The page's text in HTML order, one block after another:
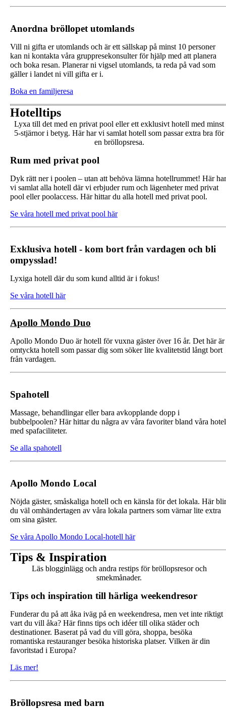
Anordna bröllopet utomlands
Vill ni gifta er utomlands och är ett sällskap på minst 10 personer
kan ni kontakta våra gruppresekonsulter för hjälp med att planera
och boka resan. Planerar ni vigsel utomlands, ta reda på vad som
gäller i landet ni vill gifta er i.
Boka en familjeresa
Hotelltips
Lyxa till det med en privat pool eller ett exklusivt hotell med minst
5-stjärnor i betyg. Här har vi samlat hotell som passar extra bra för
en bröllopsresa.
Rum med privat pool
Dyk rätt ner i poolen – utan att behöva lämna hotellrummet! Här har
vi samlat alla hotell där vi erbjuder rum och lägenheter med privat
pool eller poolaccess. Här hittar du alla hotell med privat pool.
Se våra hotell med privat pool här
Exklusiva hotell - kom bort från vardagen och bli
ompysslad!
Lyxiga hotell där du som kund alltid är i fokus!
Se våra hotell här
Apollo Mondo Duo
Apollo Mondo Duo är hotell för vuxna gäster över 16 år. Det här är
omtyckta hotell som passar dig som söker lite kvalitetstid långt bort
från vardagen.
Spahotell
Massage, behandlingar eller bara avkopplande dopp i
bubbelpoolen? Här hittar du några av våra favoriter bland våra
med spafaciliteter.
Se alla spahotell
Apollo Mondo Local
Nöjda gäster, småskaliga hotell och en känsla för det lokala. Här blir
du väl omhändertagen av våra lokala partners som värnar lite extra
om sina gäster.
Se våra Apollo Mondo Local-hotell här
Tips & Inspiration
Läs blogginlägg och andra restips för bröllopsresor och
smekmånader.
Tips och inspiration till härliga weekendresor
Funderar du på att åka iväg på en weekendresa, men vet inte riktigt
vart du vill åka? Här finns tips och idéer till olika städer och
destinationer. Baserat på vad du vill göra, shoppa, besöka
romantiska restauranger besöka historiska platser. Vilken är din
favoritstad i Europa?
Läs mer!
Bröllopsresa med barn